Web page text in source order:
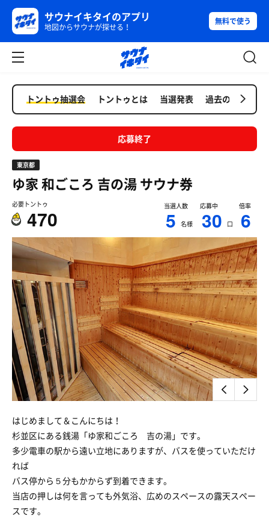
サウナイキタイのアプリ
地図からサウナが探せる！
無料で使う
トントゥ抽選会 トントゥとは 当選発表 過去の抽選会
応募終了
東京都
ゆ家 和ごころ 吉の湯サウナ券
必要トントゥ
470
当選人数
5 名様
応募中
30 口
倍率
6
はじめまして＆こんにちは！
杉並区にある銭湯「ゆ家和ごころ 吉の湯」です。
多少電車の駅から遠い立地にありますが、バスを使っていただけ
れば
バス停から５分もかからず到着できます。
当店の押しは何を言っても外気浴、広めのスペースの露天スペー
スです。